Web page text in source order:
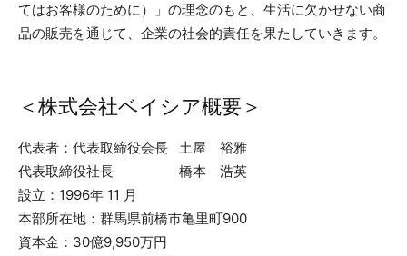
てはお客様のために）」の理念のもと、生活に欠かせない商
品の販売を通じて、企業の社会的責任を果たしていきます。
＜株式会社ベイシア概要＞
代表者：代表取締役会長 土屋 裕雅
代表取締役社長 橋本 浩英
設立：1996年 11 月
本部所在地：群馬県前橋市亀里町900
資本金：30億9,950万円